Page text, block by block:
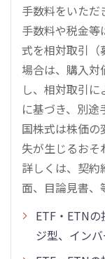
手数料をいただ
手数料や税金等
式を相対取引（
場合は、購入対
し、相対取引
に基づき、別
国株式は株価
失が生じるおそ
詳しくは、契約
面、目論見書、
ETF・ETN
ジ型、イン